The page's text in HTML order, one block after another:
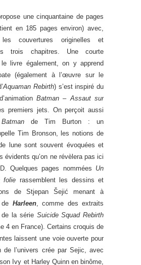
une cinquantaine de pages
en 185 pages environ) avec,
couvertures originelles et
trois chapitres. Une courte
livre également, on y apprend
(également à l’œuvre sur le
Aquaman Rebirth) s’est inspiré du
Batman – Assaut sur
premiers jets. On perçoit aussi
Batman de Tim Burton : un
Tim Bronson, les notions de
lune sont souvent évoquées et
évidents qu’on ne révèlera pas ici
Quelques pages nommées Un
folie rassemblent les dessins et
de Stjepan Šejić menant à
de Harleen, comme des extraits
la série Suicide Squad Rebirth
4 en France). Certains croquis de
laissent une voie ouverte pour
de l’univers crée par Sejic, avec
Ivy et Harley Quinn en binôme,